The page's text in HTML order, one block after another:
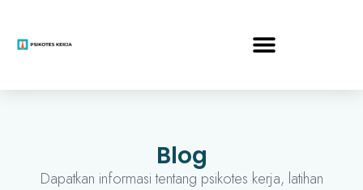
Blog
Dapatkan informasi tentang psikotes kerja, latihan